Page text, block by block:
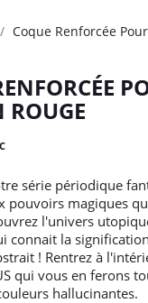
Coque Renforcée
ROUGE
série périodique
pouvoirs magiques
l'univers
connait la
! Rentrez à
qui vous en ferons
hallucinantes.